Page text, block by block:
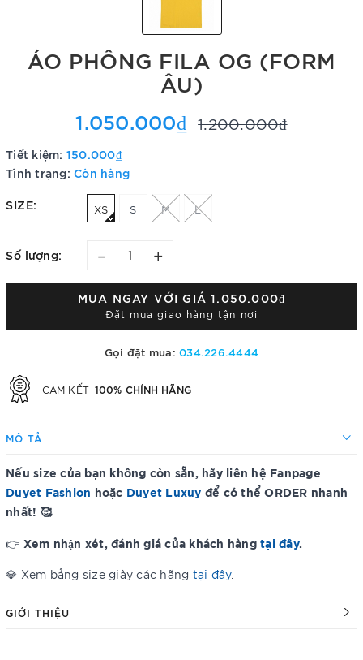
ÁO PHÔNG FILA OG (FORM
ÂU)
1.050.000₫ 1.200.000₫
Tiết kiệm: 150.000₫
Tình trạng: Còn hàng
SIZE: XS S M L
Số lượng: – +
MUA NGAY VỚI GIÁ1.050.000₫
Đặt mua giao hàng tận nơi
Gọi đặt mua:034.226.4444
CAM KẾT 100% CHÍNH HÃNG
MÔ TẢ
Nếu size của bạn không còn sẵn, hãy liên hệ Fanpage
Duyet Fashion hoặc Duyet Luxuy để có thể ORDER nhanh
nhất! 🥰
👉 Xem nhận xét, đánh giá của khách hàng tại đây.
💎 Xem bảng size giày các hãng tại đây.
GIỚI THIỆU